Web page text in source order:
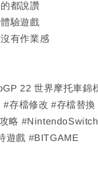
都說讚
驗遊戲
有作業感
22 世界摩托車錦
#存檔修改 #存檔替
略
遊戲 #BITGAME